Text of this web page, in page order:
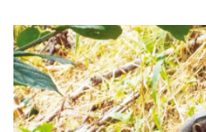
Genetika Covid-19